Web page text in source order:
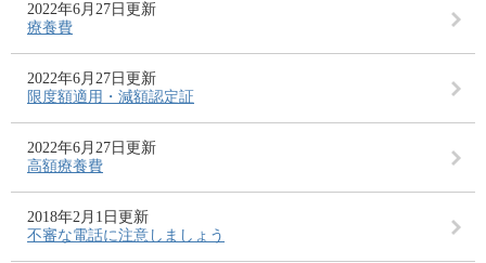
2022年6月27日更新
療養費
2022年6月27日更新
限度額適用・減額認定証
2022年6月27日更新
高額療養費
2018年2月1日更新
不審な電話に注意しましょう